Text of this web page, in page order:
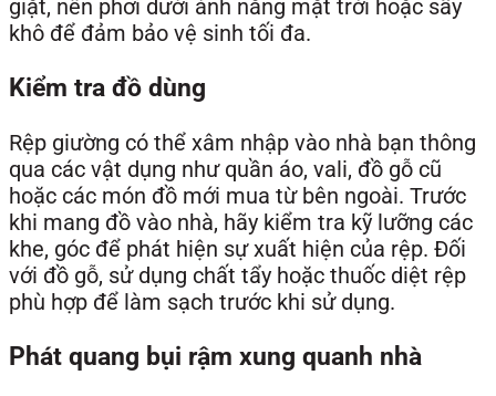
giặt, nên phơi dưới ánh nắng mặt trời hoặc sấy
khô để đảm bảo vệ sinh tối đa.
Kiểm tra đồ dùng
Rệp giường có thể xâm nhập vào nhà bạn thông
qua các vật dụng như quần áo, vali, đồ gỗ cũ
hoặc các món đồ mới mua từ bên ngoài. Trước
khi mang đồ vào nhà, hãy kiểm tra kỹ lưỡng các
khe, góc để phát hiện sự xuất hiện của rệp. Đối
với đồ gỗ, sử dụng chất tẩy hoặc thuốc diệt rệp
phù hợp để làm sạch trước khi sử dụng.
Phát quang bụi rậm xung quanh nhà